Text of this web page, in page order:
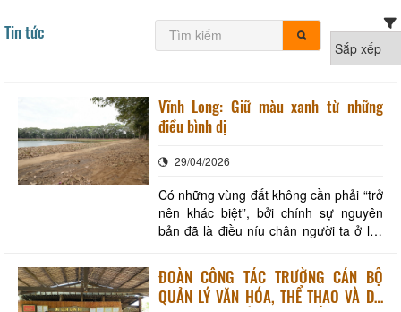
Tin tức
Vĩnh Long: Giữ màu xanh từ những
điều bình dị
29/04/2026
Có những vùng đất không cần phải “trở
nên khác biệt”, bởi chính sự nguyên
bản đã là điều níu chân người ta ở lại.
Di tích lịch sử văn hóa cấp Quốc gia Ao
Bà Om Buổi sớm, ánh nắng len qua tán
vườn, mặt nước lấp lánh theo từng nhịp
ĐOÀN CÔNG TÁC TRƯỜNG CÁN BỘ
QUẢN LÝ VĂN HÓA, THỂ THAO VÀ DU